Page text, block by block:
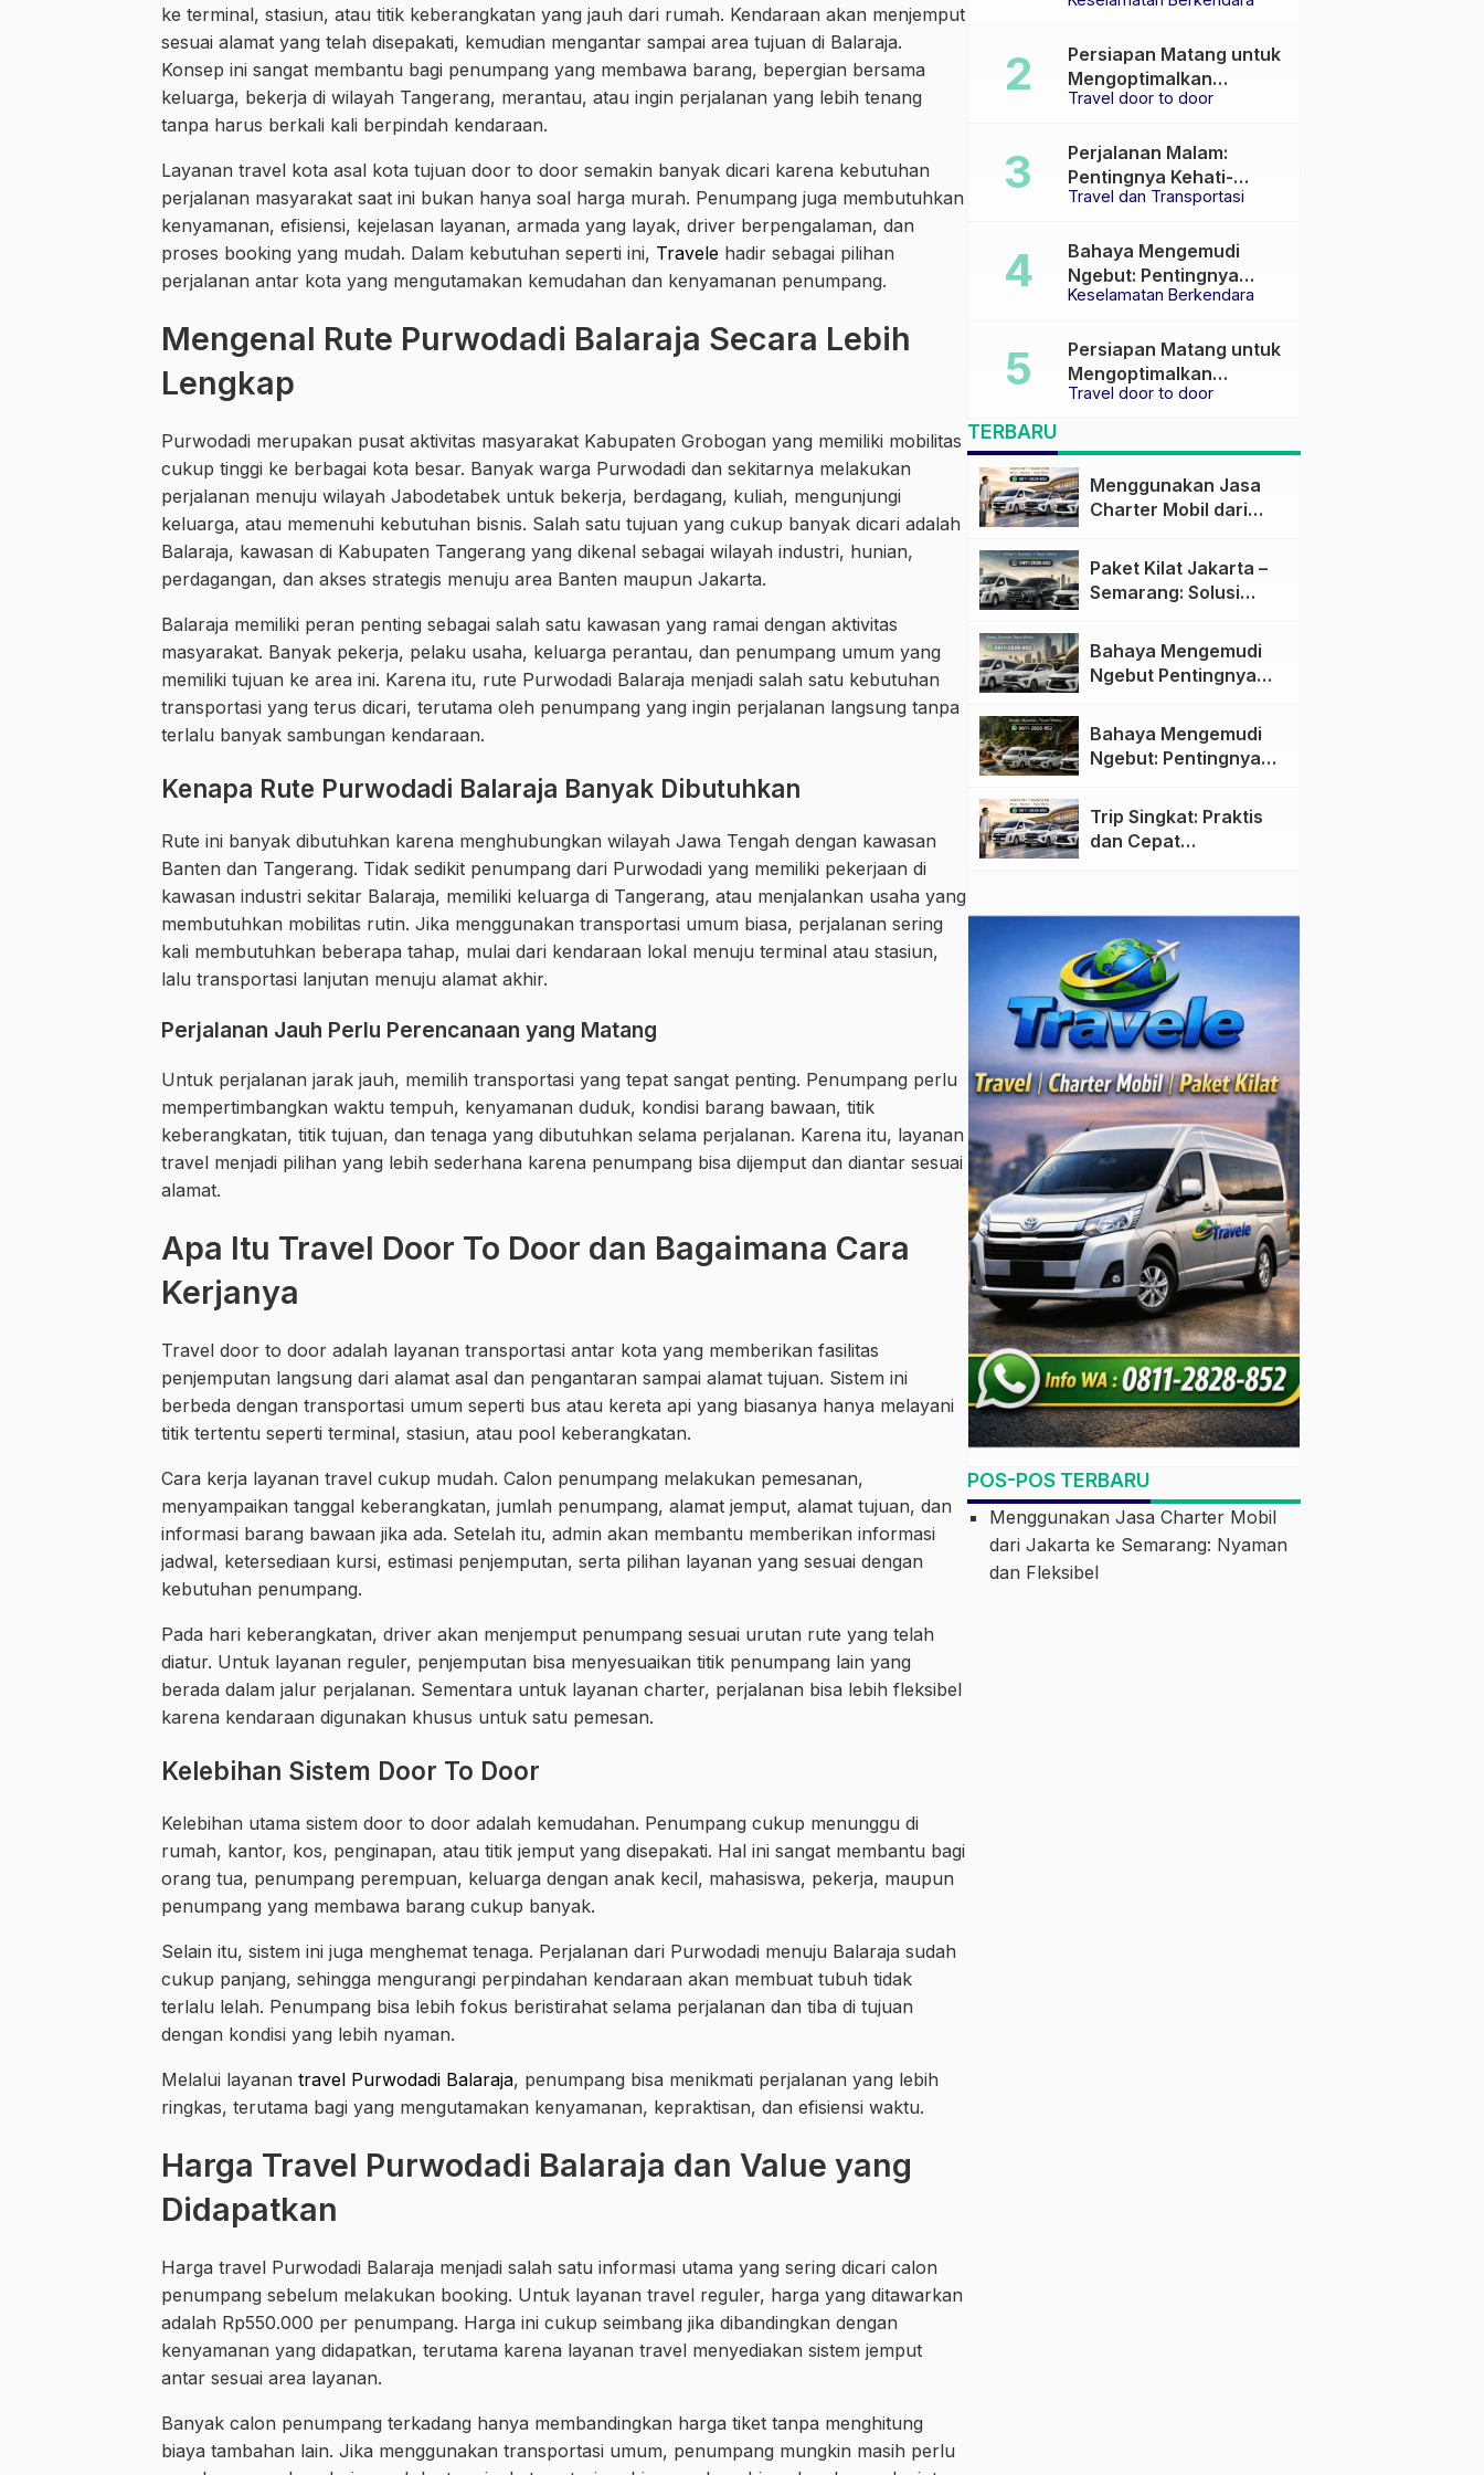
ke terminal, stasiun, atau titik keberangkatan yang jauh dari rumah. Kendaraan akan menjemput
sesuai alamat yang telah disepakati, kemudian mengantar sampai area tujuan di Balaraja.
Konsep ini sangat membantu bagi penumpang yang membawa barang, bepergian bersama
keluarga, bekerja di wilayah Tangerang, merantau, atau ingin perjalanan yang lebih tenang
tanpa harus berkali kali berpindah kendaraan.
Layanan travel kota asal kota tujuan door to door semakin banyak dicari karena kebutuhan
perjalanan masyarakat saat ini bukan hanya soal harga murah. Penumpang juga membutuhkan
kenyamanan, efisiensi, kejelasan layanan, armada yang layak, driver berpengalaman, dan
proses booking yang mudah. Dalam kebutuhan seperti ini, Travele hadir sebagai pilihan
perjalanan antar kota yang mengutamakan kemudahan dan kenyamanan penumpang.
Mengenal Rute Purwodadi Balaraja Secara Lebih
Lengkap
Purwodadi merupakan pusat aktivitas masyarakat Kabupaten Grobogan yang memiliki mobilitas
cukup tinggi ke berbagai kota besar. Banyak warga Purwodadi dan sekitarnya melakukan
perjalanan menuju wilayah Jabodetabek untuk bekerja, berdagang, kuliah, mengunjungi
keluarga, atau memenuhi kebutuhan bisnis. Salah satu tujuan yang cukup banyak dicari adalah
Balaraja, kawasan di Kabupaten Tangerang yang dikenal sebagai wilayah industri, hunian,
perdagangan, dan akses strategis menuju area Banten maupun Jakarta.
Balaraja memiliki peran penting sebagai salah satu kawasan yang ramai dengan aktivitas
masyarakat. Banyak pekerja, pelaku usaha, keluarga perantau, dan penumpang umum yang
memiliki tujuan ke area ini. Karena itu, rute Purwodadi Balaraja menjadi salah satu kebutuhan
transportasi yang terus dicari, terutama oleh penumpang yang ingin perjalanan langsung tanpa
terlalu banyak sambungan kendaraan.
Kenapa Rute Purwodadi Balaraja Banyak Dibutuhkan
Rute ini banyak dibutuhkan karena menghubungkan wilayah Jawa Tengah dengan kawasan
Banten dan Tangerang. Tidak sedikit penumpang dari Purwodadi yang memiliki pekerjaan di
kawasan industri sekitar Balaraja, memiliki keluarga di Tangerang, atau menjalankan usaha yang
membutuhkan mobilitas rutin. Jika menggunakan transportasi umum biasa, perjalanan sering
kali membutuhkan beberapa tahap, mulai dari kendaraan lokal menuju terminal atau stasiun,
lalu transportasi lanjutan menuju alamat akhir.
Perjalanan Jauh Perlu Perencanaan yang Matang
Untuk perjalanan jarak jauh, memilih transportasi yang tepat sangat penting. Penumpang perlu
mempertimbangkan waktu tempuh, kenyamanan duduk, kondisi barang bawaan, titik
keberangkatan, titik tujuan, dan tenaga yang dibutuhkan selama perjalanan. Karena itu, layanan
travel menjadi pilihan yang lebih sederhana karena penumpang bisa dijemput dan diantar sesuai
alamat.
Apa Itu Travel Door To Door dan Bagaimana Cara
Kerjanya
Travel door to door adalah layanan transportasi antar kota yang memberikan fasilitas
penjemputan langsung dari alamat asal dan pengantaran sampai alamat tujuan. Sistem ini
berbeda dengan transportasi umum seperti bus atau kereta api yang biasanya hanya melayani
titik tertentu seperti terminal, stasiun, atau pool keberangkatan.
Cara kerja layanan travel cukup mudah. Calon penumpang melakukan pemesanan,
menyampaikan tanggal keberangkatan, jumlah penumpang, alamat jemput, alamat tujuan, dan
informasi barang bawaan jika ada. Setelah itu, admin akan membantu memberikan informasi
jadwal, ketersediaan kursi, estimasi penjemputan, serta pilihan layanan yang sesuai dengan
kebutuhan penumpang.
Pada hari keberangkatan, driver akan menjemput penumpang sesuai urutan rute yang telah
diatur. Untuk layanan reguler, penjemputan bisa menyesuaikan titik penumpang lain yang
berada dalam jalur perjalanan. Sementara untuk layanan charter, perjalanan bisa lebih fleksibel
karena kendaraan digunakan khusus untuk satu pemesan.
Kelebihan Sistem Door To Door
Kelebihan utama sistem door to door adalah kemudahan. Penumpang cukup menunggu di
rumah, kantor, kos, penginapan, atau titik jemput yang disepakati. Hal ini sangat membantu bagi
orang tua, penumpang perempuan, keluarga dengan anak kecil, mahasiswa, pekerja, maupun
penumpang yang membawa barang cukup banyak.
Selain itu, sistem ini juga menghemat tenaga. Perjalanan dari Purwodadi menuju Balaraja sudah
cukup panjang, sehingga mengurangi perpindahan kendaraan akan membuat tubuh tidak
terlalu lelah. Penumpang bisa lebih fokus beristirahat selama perjalanan dan tiba di tujuan
dengan kondisi yang lebih nyaman.
Melalui layanan travel Purwodadi Balaraja, penumpang bisa menikmati perjalanan yang lebih
ringkas, terutama bagi yang mengutamakan kenyamanan, kepraktisan, dan efisiensi waktu.
Harga Travel Purwodadi Balaraja dan Value yang
Didapatkan
Harga travel Purwodadi Balaraja menjadi salah satu informasi utama yang sering dicari calon
penumpang sebelum melakukan booking. Untuk layanan travel reguler, harga yang ditawarkan
adalah Rp550.000 per penumpang. Harga ini cukup seimbang jika dibandingkan dengan
kenyamanan yang didapatkan, terutama karena layanan travel menyediakan sistem jemput
antar sesuai area layanan.
Banyak calon penumpang terkadang hanya membandingkan harga tiket tanpa menghitung
biaya tambahan lain. Jika menggunakan transportasi umum, penumpang mungkin masih perlu
Travel door to door
Persiapan Matang untuk
Mengoptimalkan
Pengalaman Travel
Travel dan Transportasi
Perjalanan Malam:
Pentingnya Kehati-
hatian dan Pemilihan
Keselamatan Berkendara
Bahaya Mengemudi
Ngebut: Pentingnya
Keselamatan di Jalan
Travel door to door
Persiapan Matang untuk
Mengoptimalkan
Pengalaman Travel
TERBARU
Menggunakan Jasa
Charter Mobil dari
Nyaman dan Fleksibel
Paket Kilat Jakarta –
Semarang: Solusi
Efisien
Bahaya Mengemudi
Ngebut Pentingnya
raya
Bahaya Mengemudi
Ngebut: Pentingnya
Trip Singkat: Praktis
dan Cepat
POS-POS TERBARU
Menggunakan Jasa Charter Mobil
dari Jakarta ke Semarang: Nyaman
dan Fleksibel